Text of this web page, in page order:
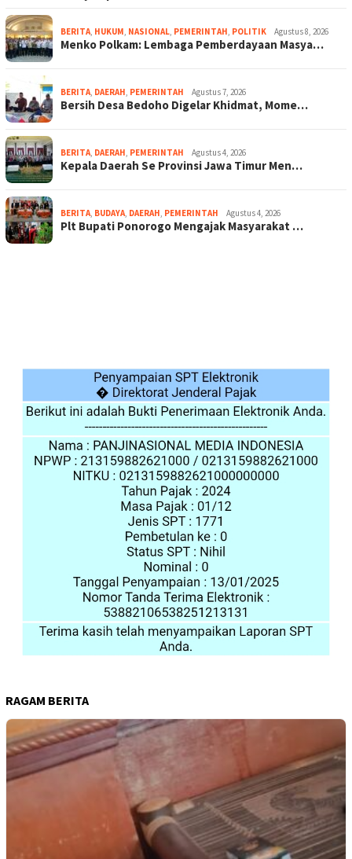
BERITA, HUKUM, NASIONAL, PEMERINTAH, POLITIK Agustus 8, 2026
Menko Polkam: Lembaga Pemberdayaan Masya…
BERITA, DAERAH, PEMERINTAH Agustus 7, 2026
Bersih Desa Bedoho Digelar Khidmat, Mome…
BERITA, DAERAH, PEMERINTAH Agustus 4, 2026
Kepala Daerah Se Provinsi Jawa Timur Men…
BERITA, BUDAYA, DAERAH, PEMERINTAH Agustus 4, 2026
Plt Bupati Ponorogo Mengajak Masyarakat …
RAGAM BERITA